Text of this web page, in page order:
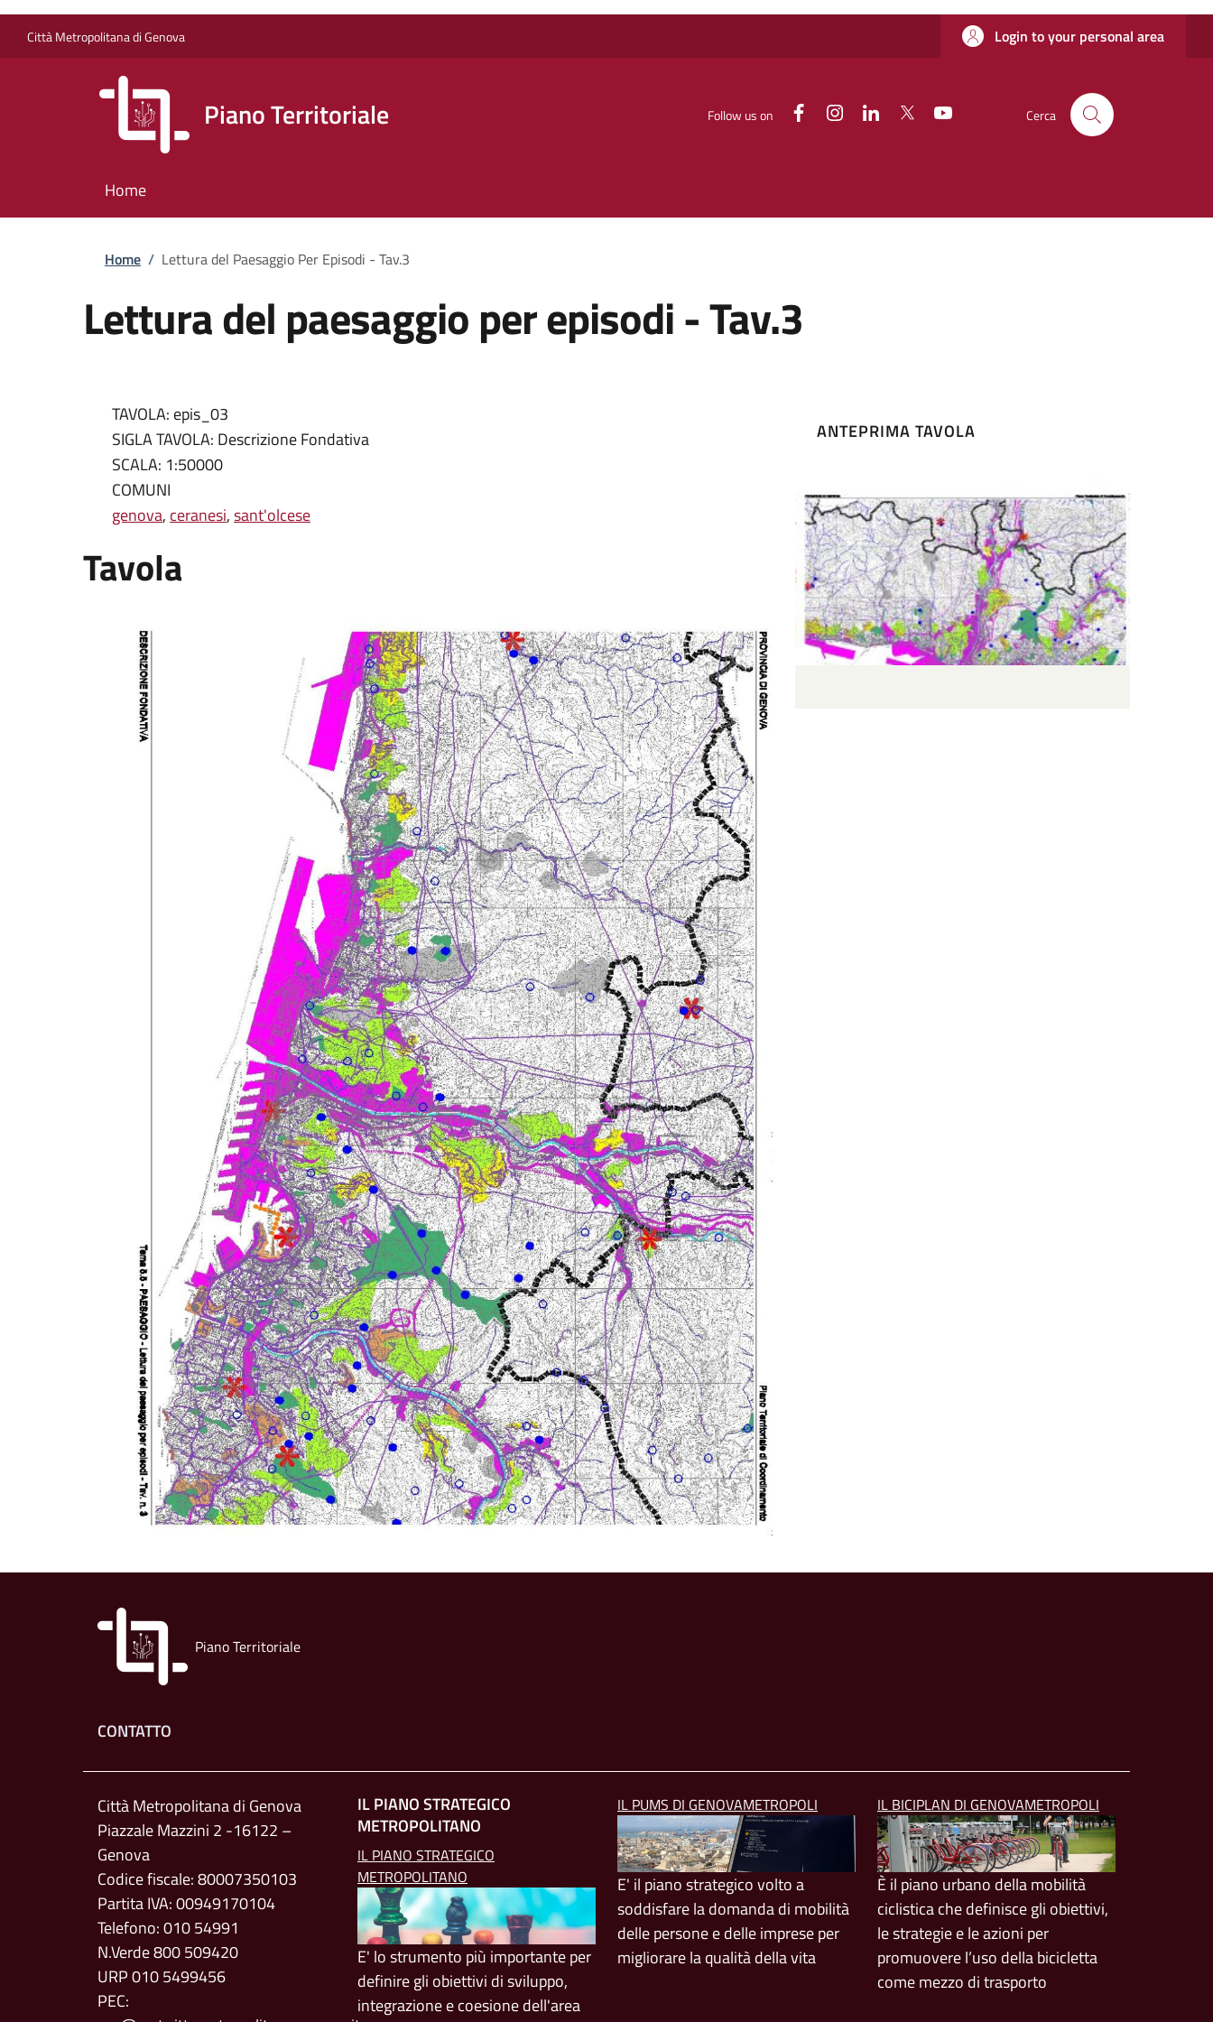
Città Metropolitana di Genova Login to your personal area
Piano Territoriale Follow us on FacebookInstagramLinkedinTwitter Cerca
Home
Briciole di pane
Home / Lettura del Paesaggio Per Episodi - Tav.3
Lettura del paesaggio per episodi - Tav.3
TAVOLA: epis_03
SIGLA TAVOLA: Descrizione Fondativa
SCALA: 1:50000
COMUNI
genova, ceranesi,sant'olcese
Tavola
ANTEPRIMA TAVOLA
Piano Territoriale
Footer menu
CONTATTO
Città Metropolitana di Genova
Piazzale Mazzini 2 -16122 –
Genova
Codice fiscale: 80007350103
Partita IVA: 00949170104
Telefono: 010 54991
N.Verde 800 509420
URP 010 5499456
PEC:
IL PIANO STRATEGICO
METROPOLITANO
IL PIANO STRATEGICO
METROPOLITANO
E' lo strumento più importante per
definire gli obiettivi di sviluppo,
integrazione e coesione dell'area
IL PUMS DI GENOVAMETROPOLI
E' il piano strategico volto a
soddisfare la domanda di mobilità
delle persone e delle imprese per
migliorare la qualità della vita
IL BICIPLAN DI GENOVAMETROPOLI
È il piano urbano della mobilità
ciclistica che definisce gli obiettivi,
le strategie e le azioni per
promuovere l’uso della bicicletta
come mezzo di trasporto